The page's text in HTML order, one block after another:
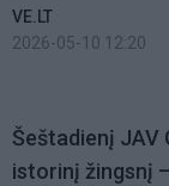
VE.LT
2026-05-10 12:20
Šeštadienį JAV
istorinį žingsnį